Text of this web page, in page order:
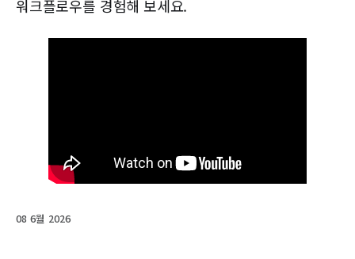
워크플로우를 경험해 보세요.
08 6월 2026